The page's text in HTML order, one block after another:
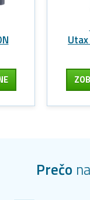
Prečo